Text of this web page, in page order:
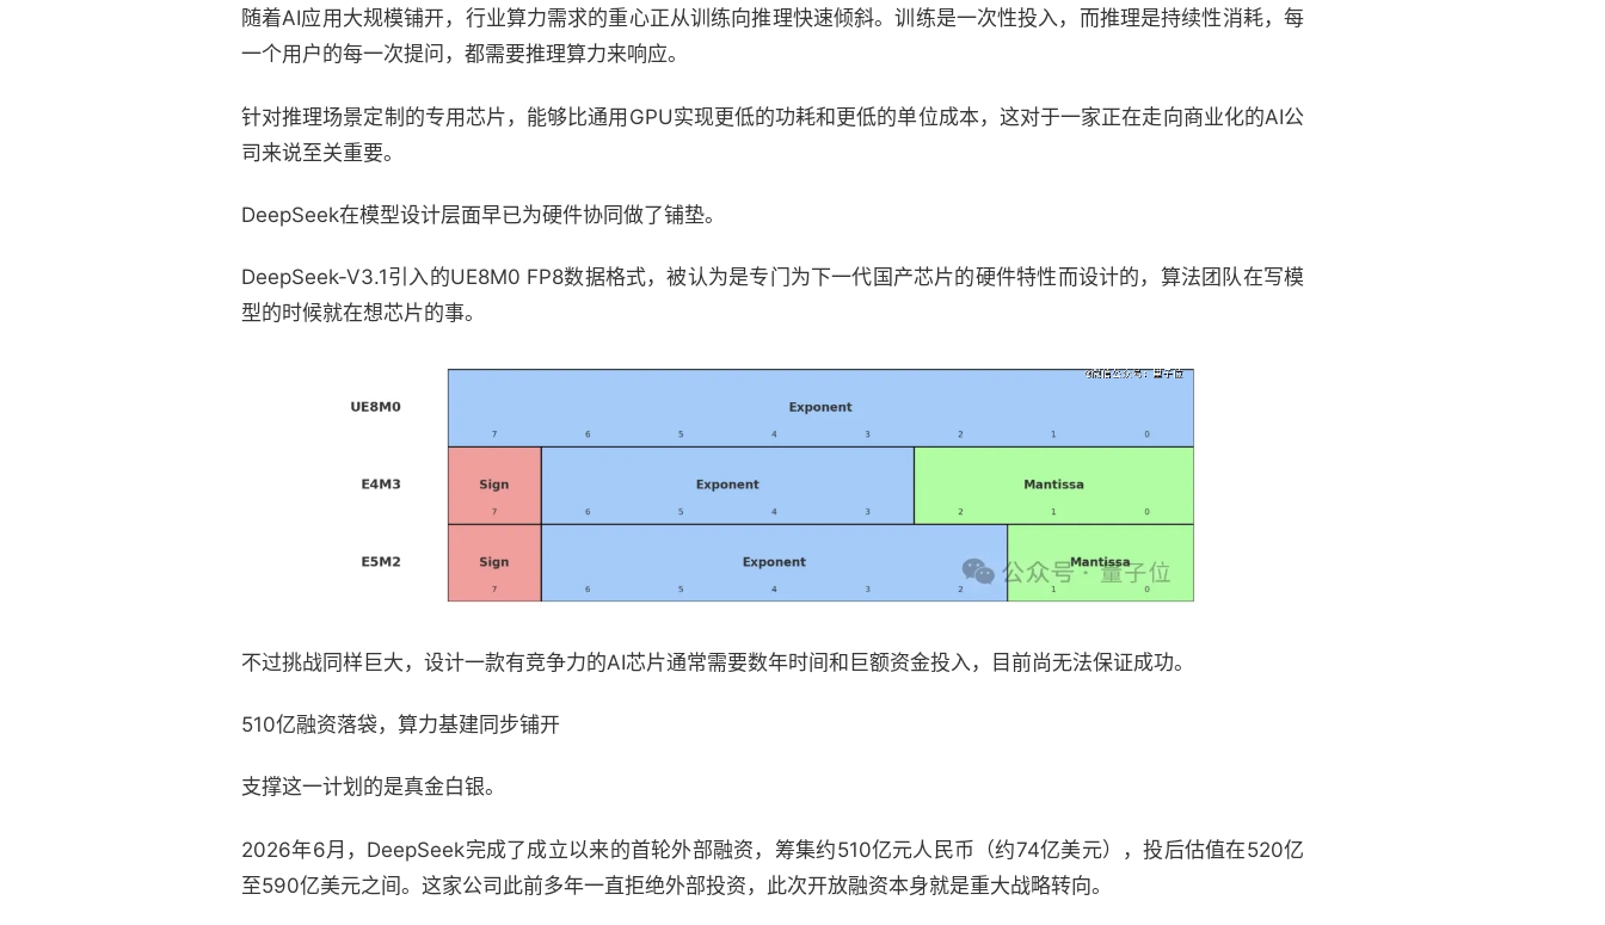
随着AI应用大规模铺开，行业算力需求的重心正从训练向推理快速倾斜。训练是一次性投入，而推理是持续性消耗，每
一个用户的每一次提问，都需要推理算力来响应。
针对推理场景定制的专用芯片，能够比通用GPU实现更低的功耗和更低的单位成本，这对于一家正在走向商业化的AI公
司来说至关重要。
DeepSeek在模型设计层面早已为硬件协同做了铺垫。
DeepSeek-V3.1引入的UE8M0 FP8数据格式，被认为是专门为下一代国产芯片的硬件特性而设计的，算法团队在写模
型的时候就在想芯片的事。
不过挑战同样巨大，设计一款有竞争力的AI芯片通常需要数年时间和巨额资金投入，目前尚无法保证成功。
510亿融资落袋，算力基建同步铺开
支撑这一计划的是真金白银。
2026年6月，DeepSeek完成了成立以来的首轮外部融资，筹集约510亿元人民币（约74亿美元），投后估值在520亿
至590亿美元之间。这家公司此前多年一直拒绝外部投资，此次开放融资本身就是重大战略转向。